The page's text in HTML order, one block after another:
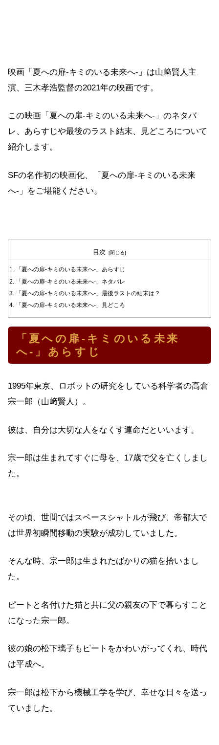
映画「夏への扉-キミのいる未来へ-」は山﨑賢人主
演、三木孝浩監督の2021年の映画です。
この映画「夏への扉-キミのいる未来へ-」のネタバ
レ、あらすじや最後のラスト結末、見どころについて
紹介します。
SFの名作初の映画化、「夏への扉-キミのいる未来
へ-」をご堪能ください。
目次
「夏への扉-キミのいる未来へ-」あらすじ
「夏への扉-キミのいる未来へ-」ネタバレ
「夏への扉-キミのいる未来へ-」最後ラストの結末は？
「夏への扉-キミのいる未来へ-」見どころ
「夏への扉-キミのいる未来
へ-」あらすじ
1995年東京、ロボットの研究をしている科学者の高倉
宗一郎（山﨑賢人）。
彼は、自分は大切な人をなくす運命だといいます。
宗一郎は生まれてすぐに母を、17歳で父を亡くしまし
た。
その頃、世間ではスペースシャトルが飛び、帝都大で
は世界初瞬間移動の実験が成功していました。
そんな時、宗一郎は生まれたばかりの猫を拾いまし
た。
ピートと名付けた猫と共に父の親友の下で暮らすこと
になった宗一郎。
彼の娘の松下璃子もピートをかわいがってくれ、時代
は平成へ。
宗一郎は松下から機械工学を学び、幸せな日々を送っ
ていました。